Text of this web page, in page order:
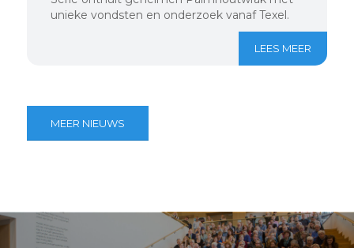
unieke vondsten en onderzoek vanaf Texel.
LEES MEER
MEER NIEUWS